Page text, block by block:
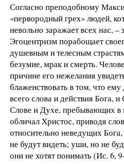
Согласно преподобному
«первородный грех» людей,
невольно заражает всех нас, –
Эгоцентризм порабощает
душевным и телесным
безумие, мрак и смерть.
причине его нежелания
блаженствовать в том, что
всего слова и действия Бога,
Слове и Духе, пребывающих в
обличал Христос, приводя
относительно неведущих
не будут видеть; уши, но не
они не хотят понимать (Ис. 6,